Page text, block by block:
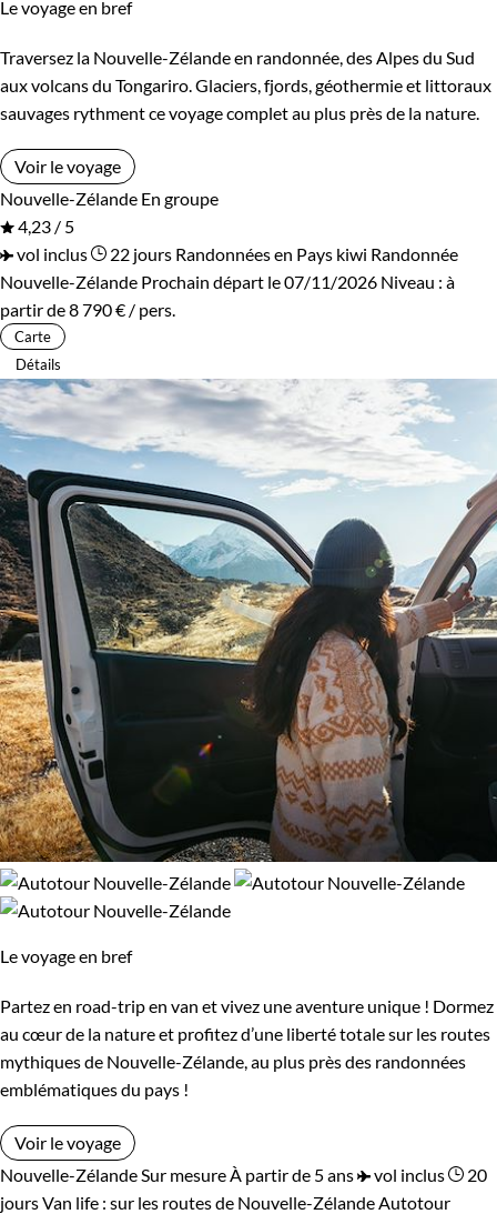
Le voyage en bref
Traversez la Nouvelle-Zélande en randonnée, des Alpes du Sud
aux volcans du Tongariro. Glaciers, fjords, géothermie et littoraux
sauvages rythment ce voyage complet au plus près de la nature.
Voir le voyage
Nouvelle-Zélande En groupe
4,23 / 5
vol inclus
22 jours Randonnées en Pays kiwi Randonnée
Nouvelle-Zélande Prochain départ le 07/11/2026 Niveau : à
partir de8 790 € / pers.
Carte
Détails
Le voyage en bref
Partez en road-trip en van et vivez une aventure unique ! Dormez
au cœur de la nature et profitez d’une liberté totale sur les routes
mythiques de Nouvelle-Zélande, au plus près des randonnées
emblématiques du pays !
Voir le voyage
Nouvelle-Zélande Sur mesure À partir de 5 ans vol inclus
20
joursVan life : sur les routes de Nouvelle-Zélande Autotour